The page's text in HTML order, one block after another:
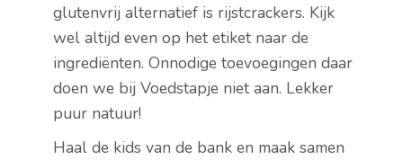
glutenvrij alternatief is rijstcrackers. Kijk
wel altijd even op het etiket naar de
ingrediënten. Onnodige toevoegingen daar
doen we bij Voedstapje niet aan. Lekker
puur natuur!
Haal de kids van de bank en maak samen